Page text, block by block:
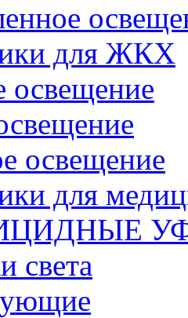
для ЖКХ
освещение
освещение
для
света